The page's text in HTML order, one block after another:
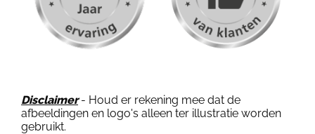
Disclaimer- Houd er rekening mee dat de
afbeeldingen en logo's alleen ter illustratie worden
gebruikt.